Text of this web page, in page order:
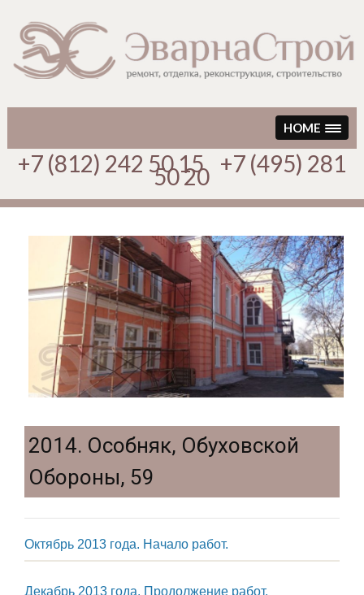
HOME
+7 (812) 242 50 15 +7 (495) 281
50 20
2014. Особняк, Обуховской
Обороны, 59
Октябрь 2013 года. Начало работ.
Декабрь 2013 года. Продолжение работ.